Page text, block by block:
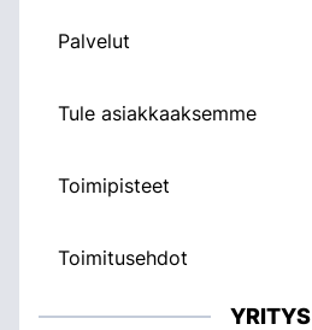
Palvelut
Tule asiakkaaksemme
Toimipisteet
Toimitusehdot
YRITYS